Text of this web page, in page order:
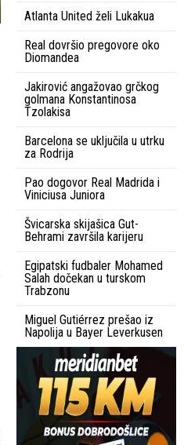
Atlanta United želi Lukakua
Real dovršio pregovore oko
Diomandea
Jakirović angažovao grčkog
golmana Konstantinosa
Tzolakisa
Barcelona se uključila u utrku
za Rodrija
Pao dogovor Real Madrida i
Viniciusa Juniora
Švicarska skijašica Gut-
Behrami završila karijeru
Egipatski fudbaler Mohamed
Salah dočekan u turskom
Trabzonu
Miguel Gutiérrez prešao iz
Napolija u Bayer Leverkusen